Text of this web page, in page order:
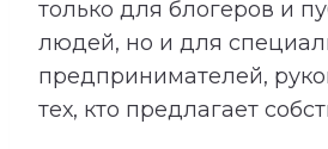
только для блогеров и
людей, но и для
предпринимателей,
тех, кто предлагает